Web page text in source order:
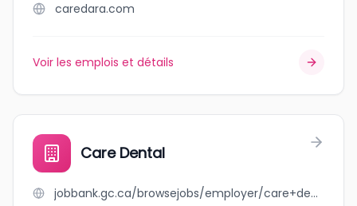
caredara.com
Voir les emplois et détails
Care Dental
jobbank.gc.ca/browsejobs/employer/care+dental/ca